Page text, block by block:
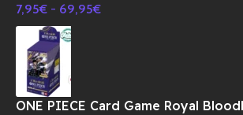
JAPONES
7,95€ - 69,95€
ONE PIECE Card Game Royal